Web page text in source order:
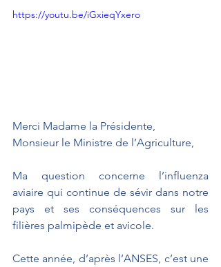
https://youtu.be/iGxieqYxero
Merci Madame la Présidente,
Monsieur le Ministre de l’Agriculture,
Ma question concerne l’influenza
aviaire qui continue de sévir dans notre
pays et ses conséquences sur les
filières palmipède et avicole.
Cette année, d’après l’ANSES, c’est une